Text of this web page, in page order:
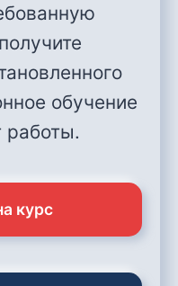
обучение
работы.
курс